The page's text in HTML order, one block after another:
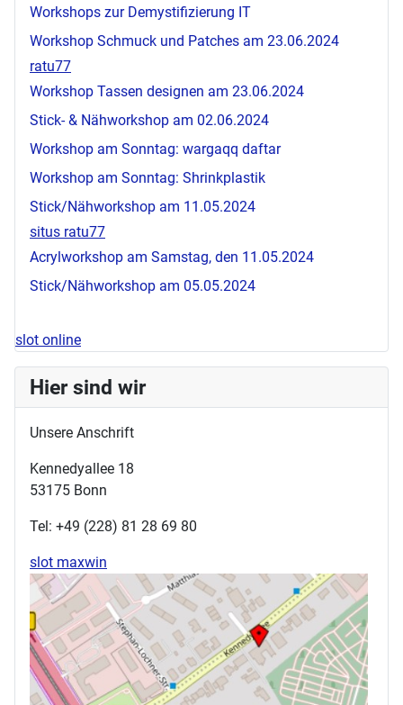
Workshops zur Demystifizierung IT
Workshop Schmuck und Patches am 23.06.2024
ratu77
Workshop Tassen designen am 23.06.2024
Stick- & Nähworkshop am 02.06.2024
Workshop am Sonntag: wargaqq daftar
Workshop am Sonntag: Shrinkplastik
Stick/Nähworkshop am 11.05.2024
situs ratu77
Acrylworkshop am Samstag, den 11.05.2024
Stick/Nähworkshop am 05.05.2024
slot online
Hier sind wir
Unsere Anschrift
Kennedyallee 18
53175 Bonn
Tel: +49 (228) 81 28 69 80
slot maxwin